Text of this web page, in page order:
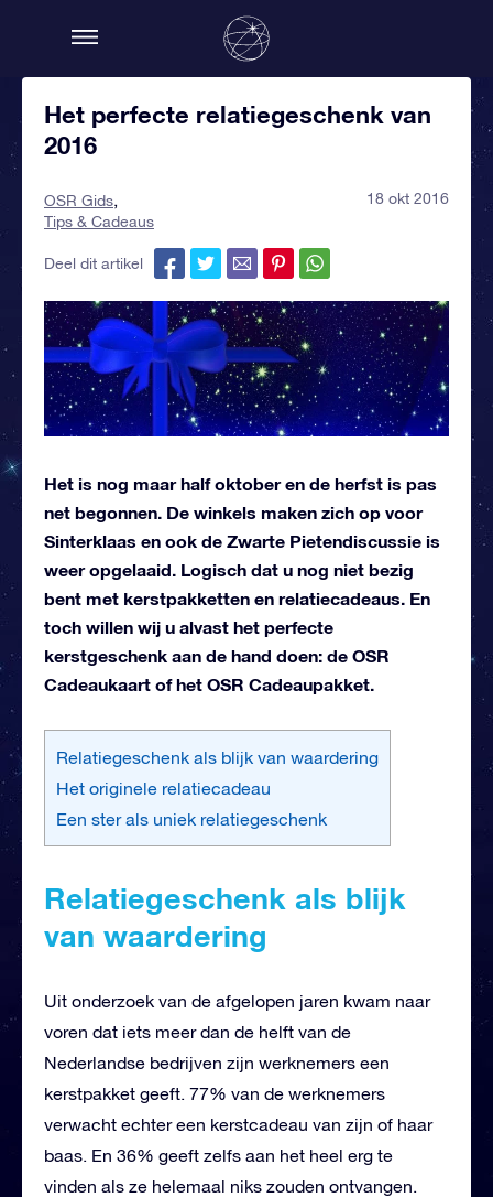
Het perfecte relatiegeschenk van
2016
OSR Gids
Tips & Cadeaus
18 okt 2016
Deel dit artikel
Het is nog maar half oktober en de herfst is pas
net begonnen. De winkels maken zich op voor
Sinterklaas en ook de Zwarte Pietendiscussie is
weer opgelaaid. Logisch dat u nog niet bezig
bent met kerstpakketten en relatiecadeaus. En
toch willen wij u alvast het perfecte
kerstgeschenk aan de hand doen: de OSR
Cadeaukaart of het OSR Cadeaupakket.
Relatiegeschenk als blijk van waardering
Het originele relatiecadeau
Een ster als uniek relatiegeschenk
Relatiegeschenk als blijk
van waardering
Uit onderzoek van de afgelopen jaren kwam naar
voren dat iets meer dan de helft van de
Nederlandse bedrijven zijn werknemers een
kerstpakket geeft. 77% van de werknemers
verwacht echter een kerstcadeau van zijn of haar
baas. En 36% geeft zelfs aan het heel erg te
vinden als ze helemaal niks zouden ontvangen.